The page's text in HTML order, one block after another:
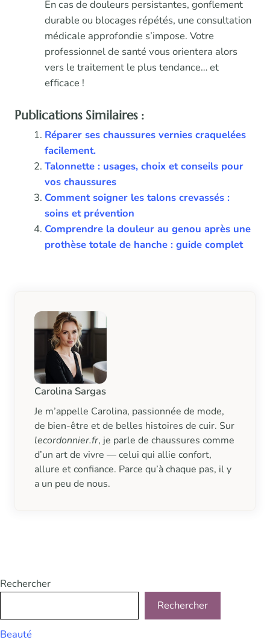
En cas de douleurs persistantes, gonflement
durable ou blocages répétés, une consultation
médicale approfondie s’impose. Votre
professionnel de santé vous orientera alors
vers le traitement le plus tendance… et
efficace !
Publications Similaires :
Réparer ses chaussures vernies craquelées
facilement.
Talonnette : usages, choix et conseils pour
vos chaussures
Comment soigner les talons crevassés :
soins et prévention
Comprendre la douleur au genou après une
prothèse totale de hanche : guide complet
Carolina Sargas
Je m’appelle Carolina, passionnée de mode,
de bien-être et de belles histoires de cuir. Sur
lecordonnier.fr, je parle de chaussures comme
d’un art de vivre — celui qui allie confort,
allure et confiance. Parce qu’à chaque pas, il y
a un peu de nous.
Rechercher
Rechercher
Beauté